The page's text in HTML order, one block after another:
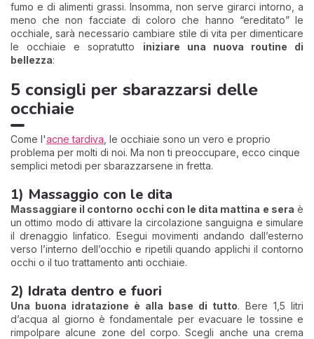
fumo e di alimenti grassi. Insomma, non serve girarci intorno, a
meno che non facciate di coloro che hanno “ereditato” le
occhiale, sarà necessario cambiare stile di vita per dimenticare
le occhiaie e sopratutto iniziare una nuova routine di
bellezza:
5 consigli per sbarazzarsi delle
occhiaie
Come l'acne tardiva , le occhiaie sono un vero e proprio
problema per molti di noi. Ma non ti preoccupare, ecco cinque
semplici metodi per sbarazzarsene in fretta.
1) Massaggio con le dita
Massaggiare il contorno occhi con le dita mattina e sera è
un ottimo modo di attivare la circolazione sanguigna e simulare
il drenaggio linfatico. Esegui movimenti andando dall’esterno
verso l’interno dell’occhio e ripetili quando applichi il contorno
occhi o il tuo trattamento anti occhiaie.
2) Idrata dentro e fuori
Una buona idratazione è alla base di tutto. Bere 1,5 litri
d’acqua al giorno è fondamentale per evacuare le tossine e
rimpolpare alcune zone del corpo. Scegli anche una crema